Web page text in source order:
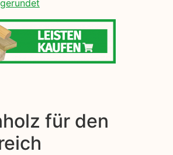
für den